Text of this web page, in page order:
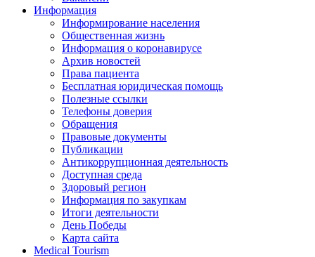
Информация
Информирование населения
Общественная жизнь
Информация о коронавирусе
Архив новостей
Права пациента
Бесплатная юридическая помощь
Полезные ссылки
Телефоны доверия
Обращения
Правовые документы
Публикации
Антикоррупционная деятельность
Доступная среда
Здоровый регион
Информация по закупкам
Итоги деятельности
День Победы
Карта сайта
Medical Tourism